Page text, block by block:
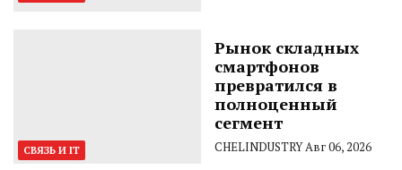
СВЯЗЬ И IT
Рынок складных
смартфонов
превратился в
полноценный
сегмент
CHELINDUSTRYАвг 06, 2026